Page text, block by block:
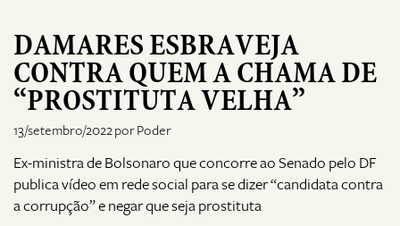
DAMARES ESBRAVEJA
CONTRA QUEM A CHAMA DE
“PROSTITUTA VELHA”
13/setembro/2022 por Poder
Ex-ministra de Bolsonaro que concorre ao Senado pelo DF
publica vídeo em rede social para se dizer “candidata contra
a corrupção” e negar que seja prostituta